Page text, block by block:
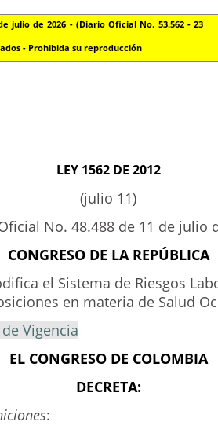
julio de 2026 - (Diario Oficial No. 53.562 - 23
- Prohibida su reproducción
LEY 1562 DE 2012
(julio 11)
No. 48.488 de 11 de julio
CONGRESO DE LA REPÚBLICA
el Sistema de Riesgos
en materia de Salud
Vigencia
EL CONGRESO DE COLOMBIA
DECRETA:
: